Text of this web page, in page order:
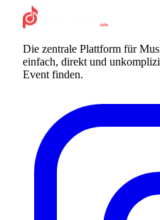
Die zentrale Plattform für
einfach, direkt und
Event finden.